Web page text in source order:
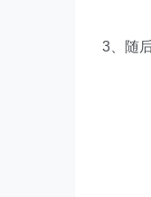
3、随